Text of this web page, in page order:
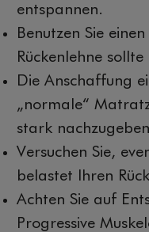
entspannen.
Benutzen Sie
Rückenlehne
Die Anschaffung
„normale“
stark
Versuchen Sie,
belastet Ihren
Achten Sie auf
Progressive